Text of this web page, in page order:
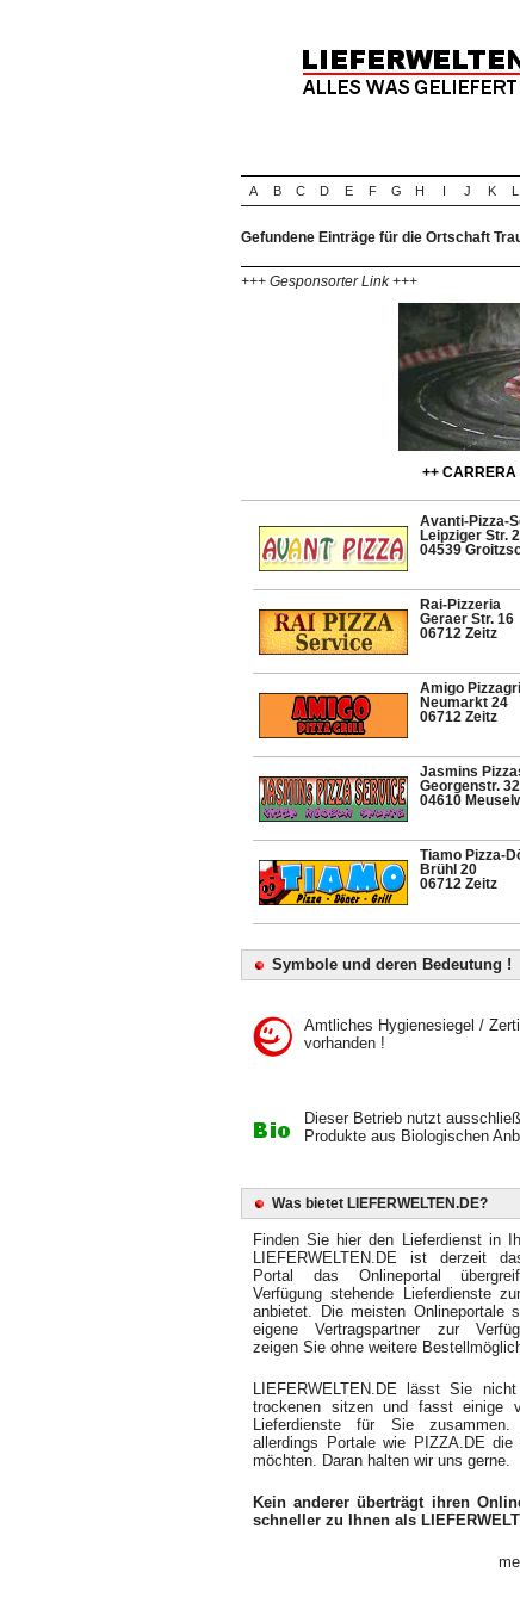
A B C D E F G H I J K L
Gefundene Einträge für die Ortschaft
+++ Gesponsorter Link +++
++ CARRERA
Avanti-Pizza-
Leipziger Str. 2
04539
Rai-Pizzeria
Geraer Str. 16
06712 Zeitz
Amigo
Neumarkt 24
06712 Zeitz
Jasmins
Georgenstr. 32
04610
Tiamo Pizza-
Brühl 20
06712 Zeitz
Symbole und deren Bedeutung !
Amtliches Hygienesiegel /
vorhanden !
Dieser Betrieb nutzt
Produkte aus Biologischen
Was bietet LIEFERWELTEN.DE?
Finden Sie hier den Lieferdienst in
LIEFERWELTEN.DE ist derzeit
Portal das Onlineportal
Verfügung stehende Lieferdienste
anbietet. Die meisten Onlineportale
eigene Vertragspartner zur
zeigen Sie ohne weitere
LIEFERWELTEN.DE lässt Sie
trockenen sitzen und fasst einige
Lieferdienste für Sie
allerdings Portale wie PIZZA.DE
möchten. Daran halten wir uns gerne.
Kein anderer überträgt ihren
schneller zu Ihnen als